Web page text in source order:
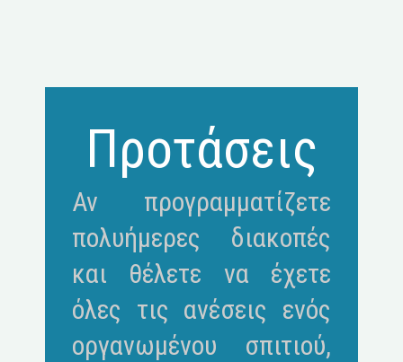
Προτάσεις
Αν προγραμματίζετε
πολυήμερες διακοπές
και θέλετε να έχετε
όλες τις ανέσεις ενός
οργανωμένου σπιτιού,